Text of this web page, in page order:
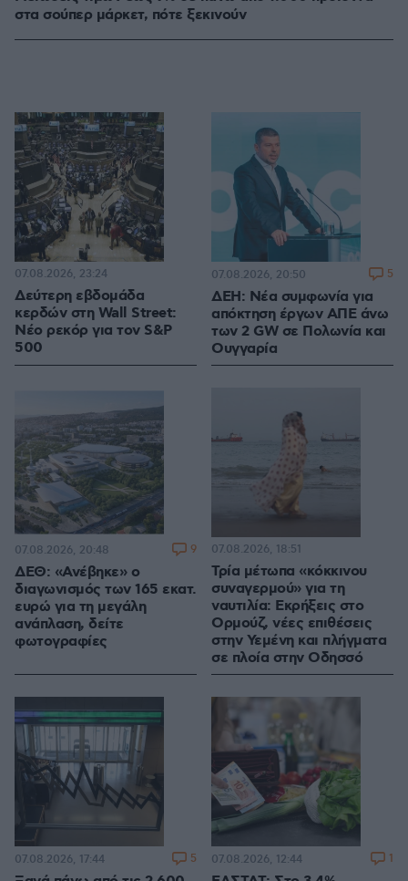
στα σούπερ μάρκετ, πότε ξεκινούν
Δεύτερη εβδομάδα
κερδών στη Wall Street:
Νέο ρεκόρ για τον S&P
500
07.08.2026, 23:24
ΔΕΗ: Νέα συμφωνία για
απόκτηση έργων ΑΠΕ άνω
των 2 GW σε Πολωνία και
Ουγγαρία
07.08.2026, 20:50 5
ΔΕΘ: «Ανέβηκε» ο
διαγωνισμός των 165 εκατ.
ευρώ για τη μεγάλη
ανάπλαση, δείτε
φωτογραφίες
07.08.2026, 20:48 9
Τρία μέτωπα «κόκκινου
συναγερμού» για τη
ναυτιλία: Εκρήξεις στο
Ορμούζ, νέες επιθέσεις
στην Υεμένη και πλήγματα
σε πλοία στην Οδησσό
07.08.2026, 18:51
07.08.2026, 17:44 5 07.08.2026, 12:44 1